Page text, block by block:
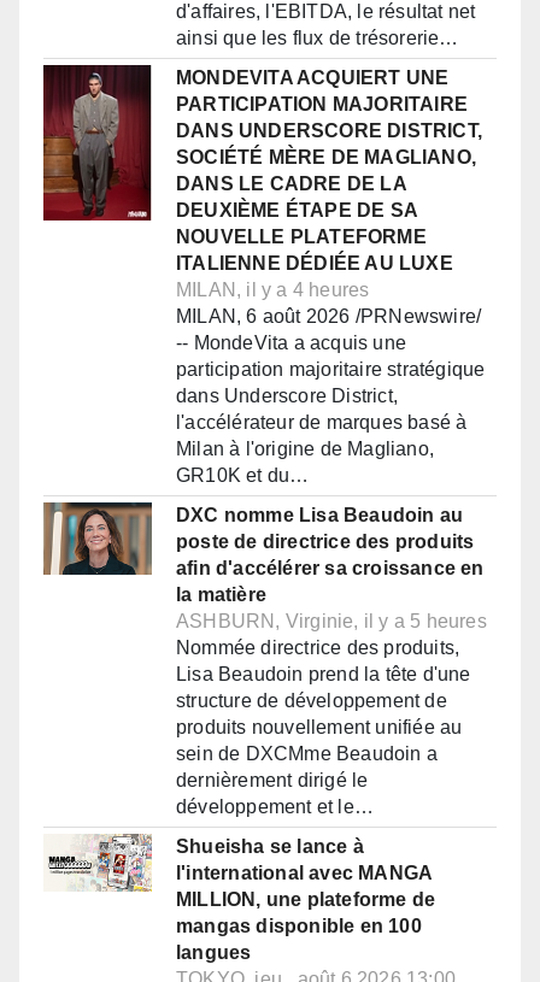
d'affaires, l'EBITDA, le résultat net
ainsi que les flux de trésorerie…
MONDEVITA ACQUIERT UNE
PARTICIPATION MAJORITAIRE
DANS UNDERSCORE DISTRICT,
SOCIÉTÉ MÈRE DE MAGLIANO,
DANS LE CADRE DE LA
DEUXIÈME ÉTAPE DE SA
NOUVELLE PLATEFORME
ITALIENNE DÉDIÉE AU LUXE
MILAN, il y a 4 heures
MILAN, 6 août 2026 /PRNewswire/
-- MondeVita a acquis une
participation majoritaire stratégique
dans Underscore District,
l'accélérateur de marques basé à
Milan à l'origine de Magliano,
GR10K et du…
DXC nomme Lisa Beaudoin au
poste de directrice des produits
afin d'accélérer sa croissance en
la matière
ASHBURN, Virginie, il y a 5 heures
Nommée directrice des produits,
Lisa Beaudoin prend la tête d'une
structure de développement de
produits nouvellement unifiée au
sein de DXCMme Beaudoin a
dernièrement dirigé le
développement et le…
Shueisha se lance à
l'international avec MANGA
MILLION, une plateforme de
mangas disponible en 100
langues